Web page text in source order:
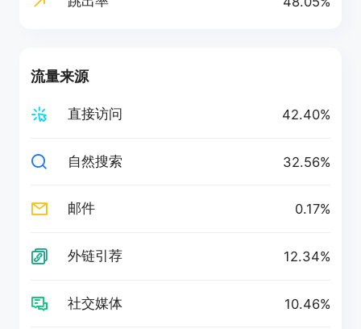
流量来源
直接访问 42.40%
自然搜索 32.56%
邮件 0.17%
外链引荐 12.34%
社交媒体 10.46%